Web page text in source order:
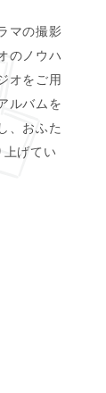
マの撮影
のノウハ
オをご用
ルバムを
、おふた
上げてい